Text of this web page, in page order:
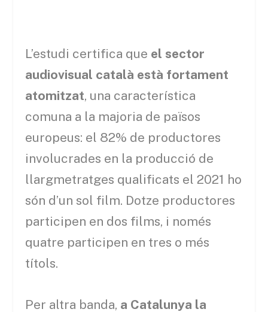
L’estudi certifica que el sector
audiovisual català està fortament
atomitzat, una característica
comuna a la majoria de països
europeus: el 82% de productores
involucrades en la producció de
llargmetratges qualificats el 2021 ho
són d’un sol film. Dotze productores
participen en dos films, i només
quatre participen en tres o més
títols.
Per altra banda, a Catalunya la